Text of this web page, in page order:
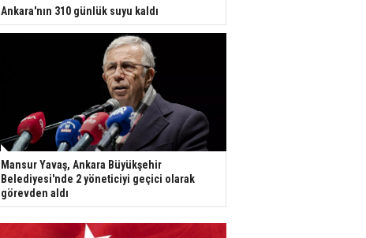
Ankara'nın 310 günlük suyu kaldı
Mansur Yavaş, Ankara Büyükşehir
Belediyesi'nde 2 yöneticiyi geçici olarak
görevden aldı